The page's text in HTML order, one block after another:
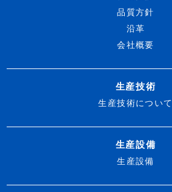
品質方針
沿革
会社概要
生産技術
生産技術について
生産設備
生産設備